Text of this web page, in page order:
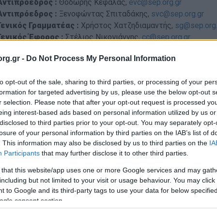
- Do Not Process My Personal Information
opt-out of the sale, sharing to third parties, or processing of your
for targeted advertising by us, please use the below opt-out
selection. Please note that after your opt-out request is processed
interest-based ads based on personal information utilized by us
to third parties prior to your opt-out. You may separately
of your personal information by third parties on the IAB’s list of
This information may also be disclosed by us to third parties on the
Participants that may further disclose it to other third parties.
that this website/app uses one or more Google services and may
but not limited to your visit or usage behaviour. You may
to Google and its third-party tags to use your data for below
consent section.
: Θοδωρής Κεφαλάς, evc@sep.org.gr
: Ξενοφώντας Σπιταδάκης, svc@sep.org.gr
Γραμματέας : Χρήστος Χατζηδιαμαντής,
Έφορος :Στέλιος Νικογιάννης,cc@sep.org.gr
Ακίνητης Περιουσίας :Γιώργος Λιόντας,
Δημοσίων Σχέσεων :Αναστάσιος Τσιμπλάκης,
Γενικός Γραμματέας :Ιωάννα Τζόβολου,
Γενικός Έφορος:Νίκος Χαλιάσος,
Μέλος :Κωσταντίνος Βεργίτσης,
kvergitsis@sep.org.gr
:Παναγιώτης Μανασσής, pmanassis@sep.org.gr
:Κωνσταντίνος Καραμπάτσος,
:Ελευθερία Μπινίκου,ebinikou@sep.org.gr
Ανανέωση: 29/5/2025
Πρόεδροι Ιδρύματος Σ.Ε.Π.